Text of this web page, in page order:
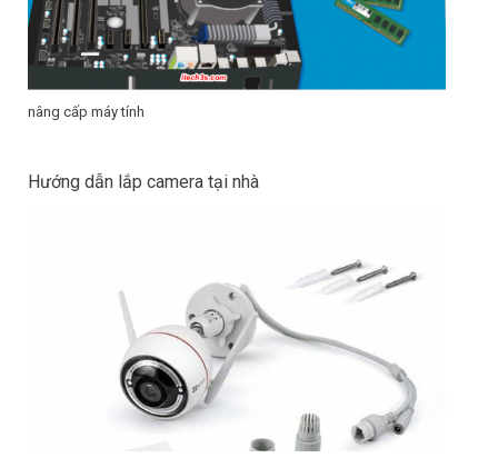
nâng cấp máy tính
Hướng dẫn lắp camera tại nhà